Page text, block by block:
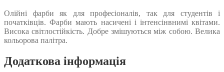
Олійні фарби як для професіоналів, так для студентів і
початківців. Фарби мають насичені і інтенсінвнимі квітами.
Висока світлостійкість. Добре змішуються між собою. Велика
кольорова палітра.
Додаткова інформація